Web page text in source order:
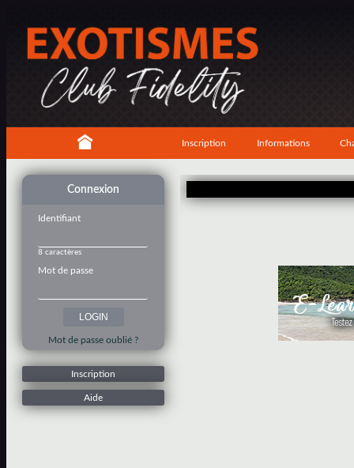
Inscription Informations
Connexion
Identifiant
8 caractères
Mot de passe
Mot de passe oublié ?
Inscription
Aide